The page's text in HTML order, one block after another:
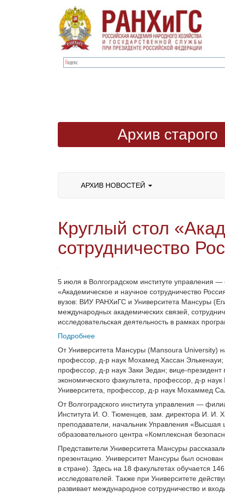
Архив старого
АРХИВ НОВОСТЕЙ
Круглый стол
сотрудничество
5 июля в Волгоградском институте управления
«Академическое и научное сотрудничество
вузов: ВИУ РАНХиГС и Университета Мансуры
международных академических связей,
исследовательская деятельность в рамках
Подробнее
От Университета Мансуры (Mansoura University)
профессор, д-р наук Мохамед Хассан
профессор, д-р наук Заки Зедан; вице-
экономического факультета, профессор, д-р
Университета, профессор, д-р наук Мохаммед
От Волгоградского института управления —
Института И. О. Тюменцев, зам. директора И. И.
преподаватели, начальник Управления «Высшая
образовательного центра «Комплексная
Представители Университета Мансуры
презентацию. Университет Мансуры был
в стране). Здесь на 18 факультетах обучается
исследователей. Также при Университете
развивает международное сотрудничество и